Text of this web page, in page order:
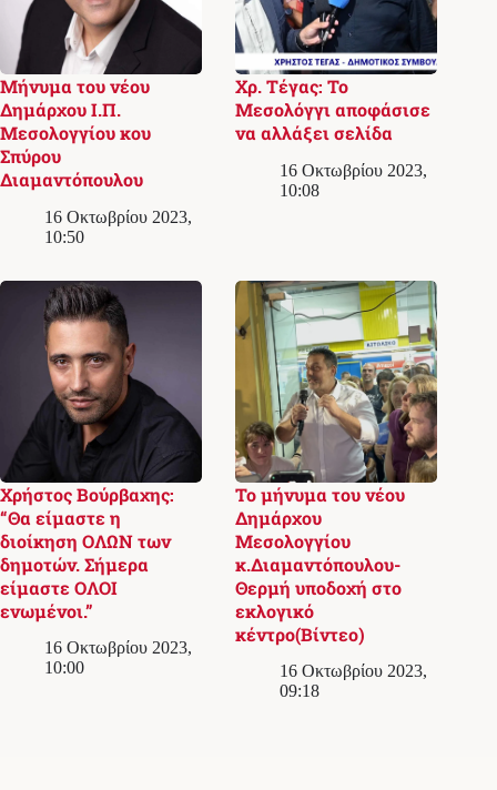
Μήνυμα του νέου
Δημάρχου Ι.Π.
Μεσολογγίου κου
Σπύρου
Διαμαντόπουλου
16 Οκτωβρίου 2023,
10:50
Χρ. Τέγας: Το
Μεσολόγγι αποφάσισε
να αλλάξει σελίδα
16 Οκτωβρίου 2023,
10:08
Χρήστος Βούρβαχης:
“Θα είμαστε η
διοίκηση ΟΛΩΝ των
δημοτών. Σήμερα
είμαστε ΟΛΟΙ
ενωμένοι.”
16 Οκτωβρίου 2023,
10:00
Το μήνυμα του νέου
Δημάρχου
Μεσολογγίου
κ.Διαμαντόπουλου-
Θερμή υποδοχή στο
εκλογικό
κέντρο(Βίντεο)
16 Οκτωβρίου 2023,
09:18